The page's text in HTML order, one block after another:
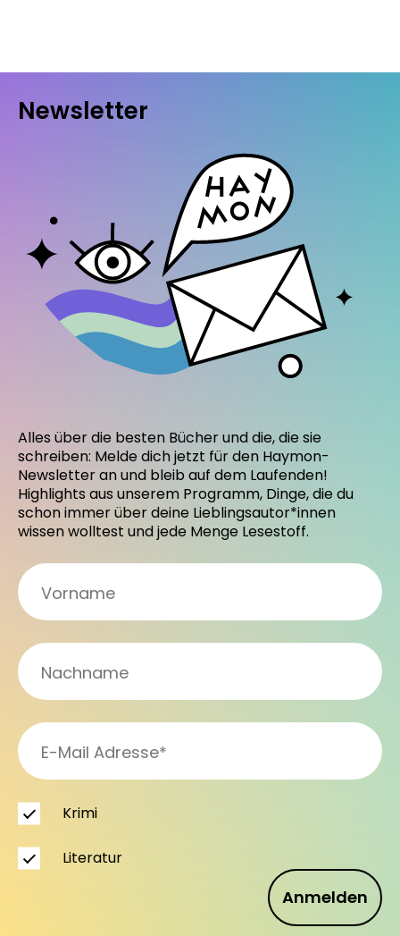
Newsletter
Alles über die besten Bücher und die, die sie
schreiben: Melde dich jetzt für den Haymon-
Newsletter an und bleib auf dem Laufenden!
Highlights aus unserem Programm, Dinge, die du
schon immer über deine Lieblingsautor*innen
wissen wolltest und jede Menge Lesestoff.
Anmelden
Krimi
Literatur